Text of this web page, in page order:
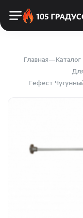
Освещение
Двери
Дымоходы
Главная Каталог
Гефест